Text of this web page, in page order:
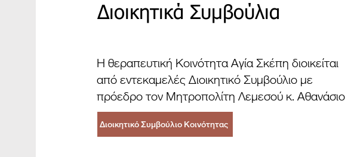
Διοικητικά Συμβούλια
Η θεραπευτική Κοινότητα Αγία Σκέπη διοικείται
από εντεκαμελές Διοικητικό Συμβούλιο με
πρόεδρο τον Μητροπολίτη Λεμεσού κ. Αθανάσιο
Διοικητικό Συμβούλιο Κοινότητας